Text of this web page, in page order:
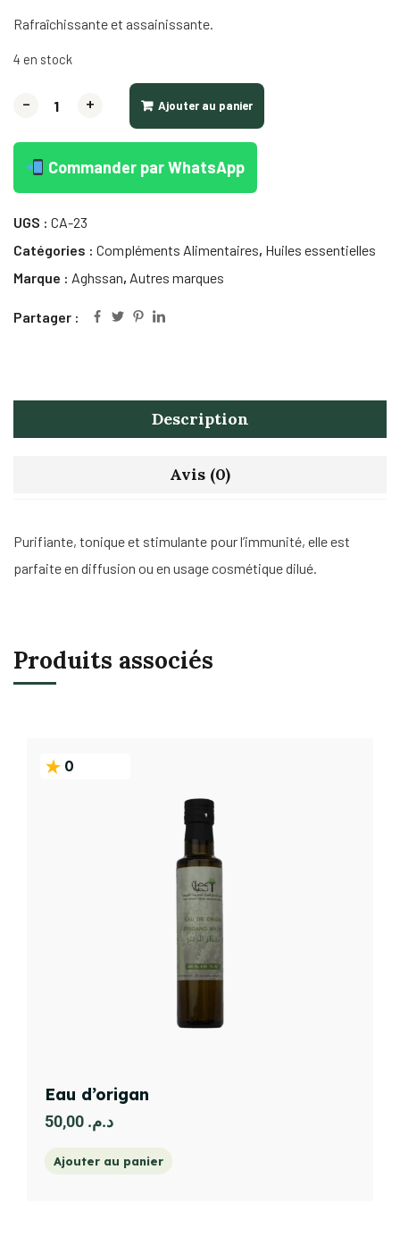
Rafraîchissante et assainissante.
4 en stock
- + Ajouter au panier
Commander par WhatsApp
UGS : CA-23
Catégories : Compléments Alimentaires, Huiles essentielles
Marque : Aghssan, Autres marques
Partager :
Description
Avis (0)
Purifiante, tonique et stimulante pour l’immunité, elle est
parfaite en diffusion ou en usage cosmétique dilué.
Produits associés
0
Eau d’origan
د.م.
Ajouter au panier